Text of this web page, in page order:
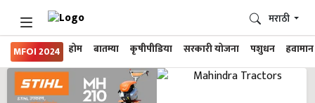
MFOI 2024 होम बातम्या कृषीपीडिया सरकारी योजना पशुधन हवामान
मराठी